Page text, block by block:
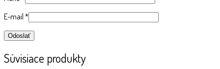
E-mail *
Súvisiace produkty